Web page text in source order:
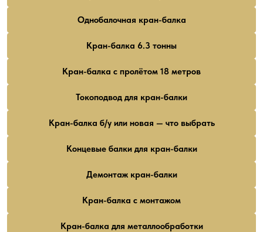
Однобалочная кран-балка
Кран-балка 6.3 тонны
Кран-балка с пролётом 18 метров
Токоподвод для кран-балки
Кран-балка б/у или новая — что выбрать
Концевые балки для кран-балки
Демонтаж кран-балки
Кран-балка с монтажом
Кран-балка для металлообработки